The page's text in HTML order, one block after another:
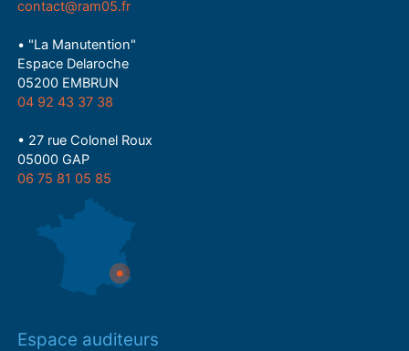
contact@ram05.fr
• "La Manutention"
Espace Delaroche
05200 EMBRUN
04 92 43 37 38
• 27 rue Colonel Roux
05000 GAP
06 75 81 05 85
Espace auditeurs